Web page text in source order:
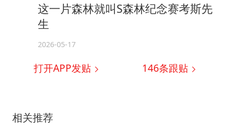
这一片森林就叫S森林纪念赛考斯先
生
2026-05-17
打开APP发贴 146条跟贴
相关推荐